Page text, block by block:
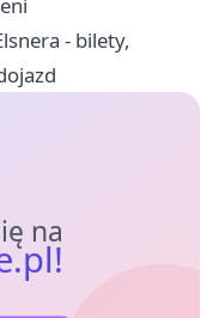
- bilety,
na